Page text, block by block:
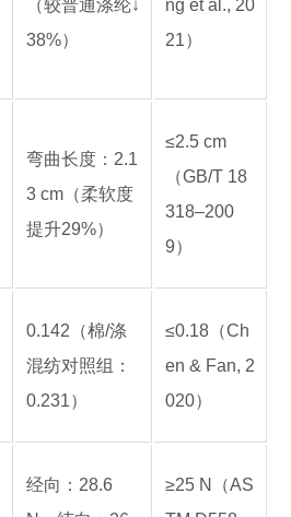
（较普通涤纶↓
38%）
ng et al., 20
21）
弯曲长度：2.1
3 cm（柔软度
提升29%）
≤2.5 cm
（GB/T 18
318–200
9）
0.142（棉/涤
混纺对照组：
0.231）
≤0.18（Ch
en & Fan, 2
020）
经向：28.6
≥25 N（AS